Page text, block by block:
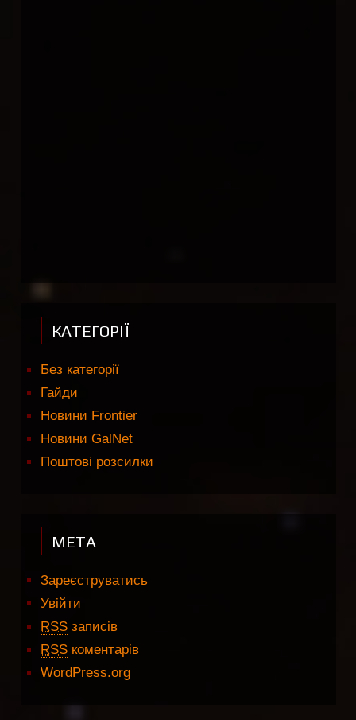
КАТЕГОРІЇ
Без категорії
Гайди
Новини Frontier
Новини GalNet
Поштові розсилки
МЕТА
Зареєструватись
Увійти
RSS записів
RSS коментарів
WordPress.org